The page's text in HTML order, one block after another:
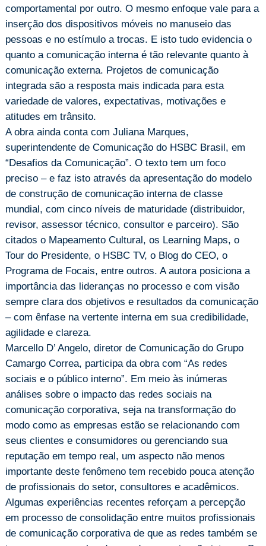
comportamental por outro. O mesmo enfoque vale para a
inserção dos dispositivos móveis no manuseio das
pessoas e no estímulo a trocas. E isto tudo evidencia o
quanto a comunicação interna é tão relevante quanto à
comunicação externa. Projetos de comunicação
integrada são a resposta mais indicada para esta
variedade de valores, expectativas, motivações e
atitudes em trânsito.
A obra ainda conta com Juliana Marques,
superintendente de Comunicação do HSBC Brasil, em
“Desafios da Comunicação”. O texto tem um foco
preciso – e faz isto através da apresentação do modelo
de construção de comunicação interna de classe
mundial, com cinco níveis de maturidade (distribuidor,
revisor, assessor técnico, consultor e parceiro). São
citados o Mapeamento Cultural, os Learning Maps, o
Tour do Presidente, o HSBC TV, o Blog do CEO, o
Programa de Focais, entre outros. A autora posiciona a
importância das lideranças no processo e com visão
sempre clara dos objetivos e resultados da comunicação
– com ênfase na vertente interna em sua credibilidade,
agilidade e clareza.
Marcello D’ Angelo, diretor de Comunicação do Grupo
Camargo Correa, participa da obra com “As redes
sociais e o público interno”. Em meio às inúmeras
análises sobre o impacto das redes sociais na
comunicação corporativa, seja na transformação do
modo como as empresas estão se relacionando com
seus clientes e consumidores ou gerenciando sua
reputação em tempo real, um aspecto não menos
importante deste fenômeno tem recebido pouca atenção
de profissionais do setor, consultores e acadêmicos.
Algumas experiências recentes reforçam a percepção
em processo de consolidação entre muitos profissionais
de comunicação corporativa de que as redes também se